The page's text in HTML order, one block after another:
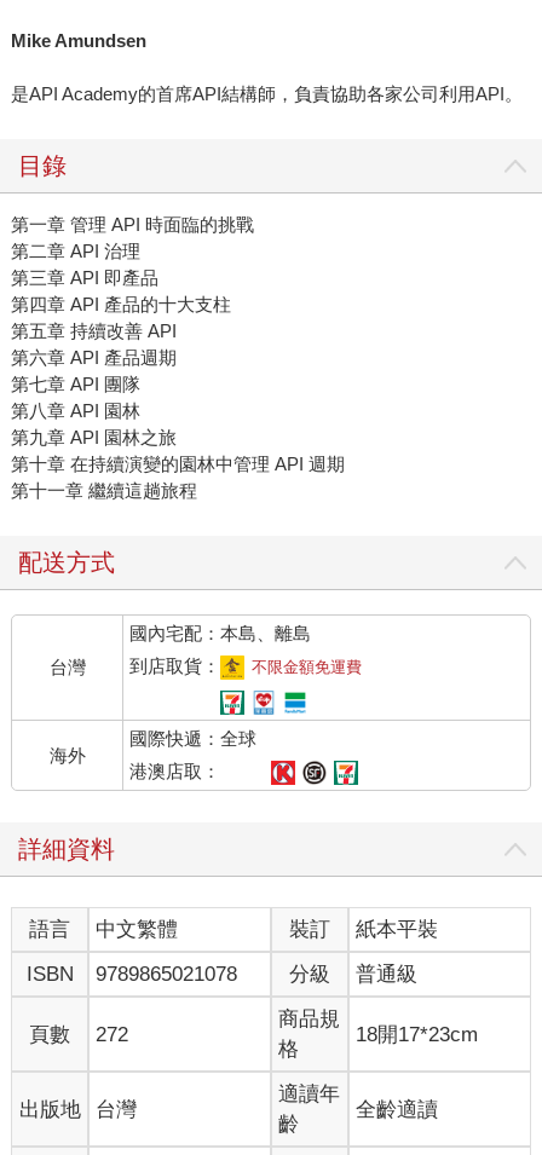
Mike Amundsen
是API Academy的首席API結構師，負責協助各家公司利用API。
目錄
第一章 管理 API 時面臨的挑戰
第二章 API 治理
第三章 API 即產品
第四章 API 產品的十大支柱
第五章 持續改善 API
第六章 API 產品週期
第七章 API 團隊
第八章 API 園林
第九章 API 園林之旅
第十章 在持續演變的園林中管理 API 週期
第十一章 繼續這趟旅程
配送方式
台灣
國內宅配：本島、離島
到店取貨：
不限金額免運費
海外
國際快遞：全球
港澳店取：
詳細資料
語言 中文繁體 裝訂
紙本平裝
ISBN
9789865021078 分級 普通級
頁數 272
商品規
格
18開17*23cm
出版地 台灣
適讀年
齡
全齡適讀